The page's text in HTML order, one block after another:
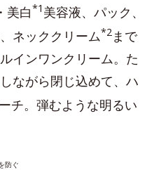
美白*1 美容液、パック、
ネッククリーム*2まで
インワンクリーム。た
ながら閉じ込めて、ハ
チ。弾むような明るい
防ぐ